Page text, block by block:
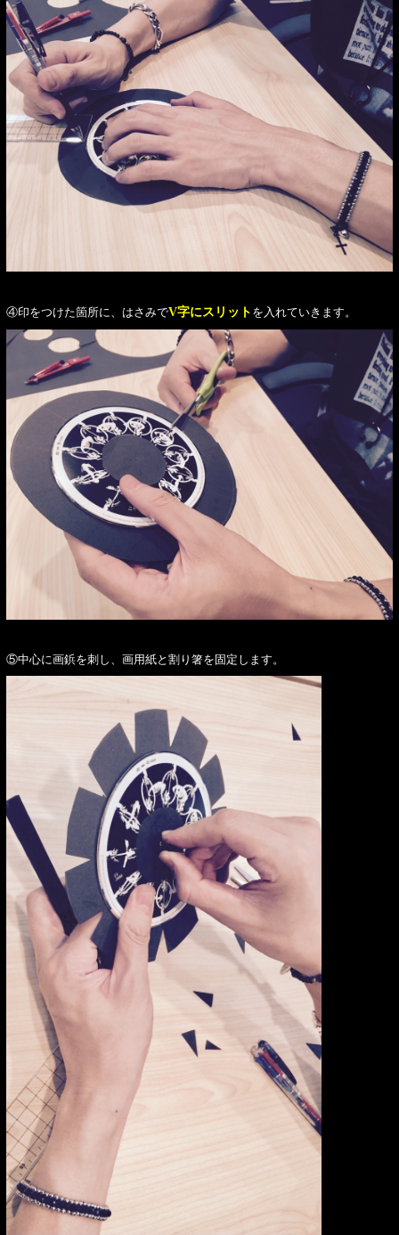
④印をつけた箇所に、はさみでV字にスリット を入れていきます。
⑤中心に画鋲を刺し、画用紙と割り箸を固定します。